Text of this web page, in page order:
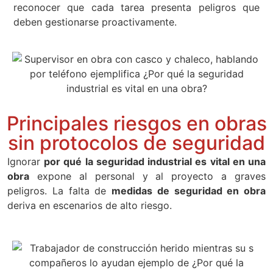
reconocer que cada tarea presenta peligros que
deben gestionarse proactivamente.
Principales riesgos en obras
sin protocolos de seguridad
Ignorar por qué la seguridad industrial es vital en una
obra expone al personal y al proyecto a graves
peligros. La falta de medidas de seguridad en obra
deriva en escenarios de alto riesgo.